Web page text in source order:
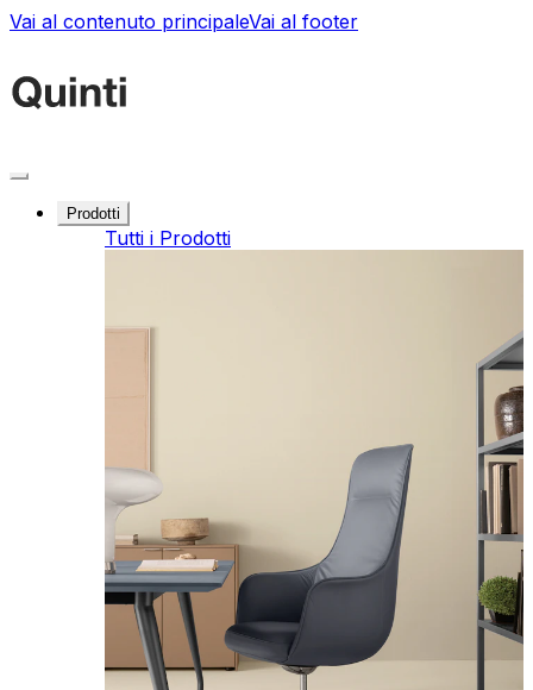
Vai al contenuto principaleVai al footer
Prodotti
Tutti i Prodotti